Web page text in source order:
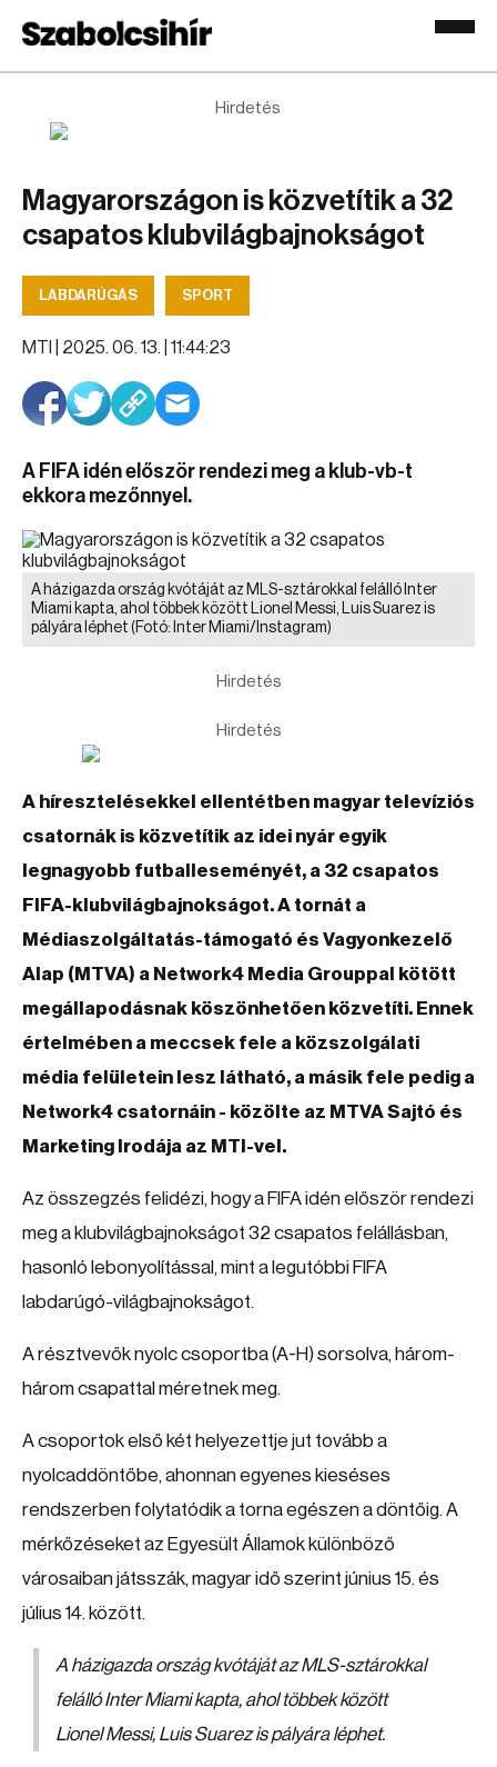
Hirdetés
Magyarországon is közvetítik a 32
csapatos klubvilágbajnokságot
LABDARÚGÁS SPORT
MTI | 2025. 06. 13. | 11:44:23
A FIFA idén először rendezi meg a klub-vb-t
ekkora mezőnnyel.
A házigazda ország kvótáját az MLS-sztárokkal felálló Inter
Miami kapta, ahol többek között Lionel Messi, Luis Suarez is
pályára léphet (Fotó: Inter Miami/Instagram)
Hirdetés
Hirdetés
A híresztelésekkel ellentétben magyar televíziós
csatornák is közvetítik az idei nyár egyik
legnagyobb futballeseményét, a 32 csapatos
FIFA-klubvilágbajnokságot. A tornát a
Médiaszolgáltatás-támogató és Vagyonkezelő
Alap (MTVA) a Network4 Media Grouppal kötött
megállapodásnak köszönhetően közvetíti. Ennek
értelmében a meccsek fele a közszolgálati
média felületein lesz látható, a másik fele pedig a
Network4 csatornáin - közölte az MTVA Sajtó és
Marketing Irodája az MTI-vel.
Az összegzés felidézi, hogy a FIFA idén először rendezi
meg a klubvilágbajnokságot 32 csapatos felállásban,
hasonló lebonyolítással, mint a legutóbbi FIFA
labdarúgó-világbajnokságot.
A résztvevők nyolc csoportba (A-H) sorsolva, három-
három csapattal méretnek meg.
A csoportok első két helyezettje jut tovább a
nyolcaddöntőbe, ahonnan egyenes kieséses
rendszerben folytatódik a torna egészen a döntőig. A
mérkőzéseket az Egyesült Államok különböző
városaiban játsszák, magyar idő szerint június 15. és
július 14. között.
A házigazda ország kvótáját az MLS-sztárokkal
felálló Inter Miami kapta, ahol többek között
Lionel Messi, Luis Suarez is pályára léphet.